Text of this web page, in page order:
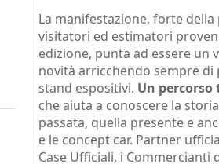
La manifestazione, forte
visitatori ed estimatori
edizione, punta ad essere
novità arricchendo sempre
stand espositivi. Un
che aiuta a conoscere la
passata, quella presente e
e le concept car. Partner
Case Ufficiali, i